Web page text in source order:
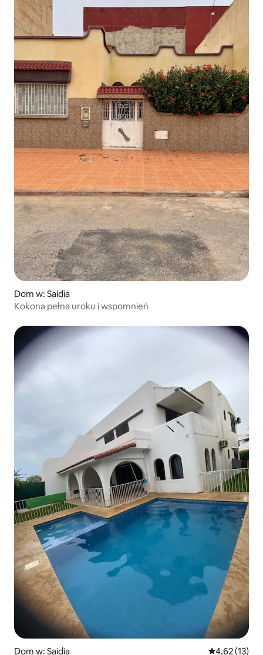
Dom w: Saidia
Kokona pełna uroku i wspomnień
Dom w: Saidia Średnia
4,62 (13)